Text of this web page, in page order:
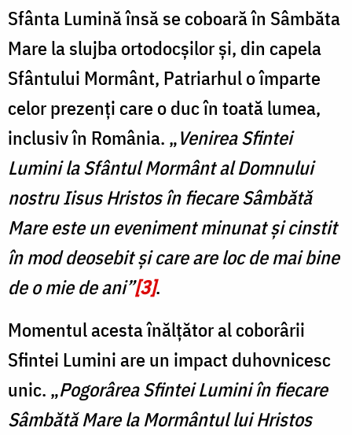
Sfânta Lumină însă se coboară în Sâmbăta
Mare la slujba ortodocșilor și, din capela
Sfântului Mormânt, Patriarhul o împarte
celor prezenți care o duc în toată lumea,
inclusiv în România. „Venirea Sfintei
Lumini la Sfântul Mormânt al Domnului
nostru Iisus Hristos în fiecare Sâmbătă
Mare este un eveniment minunat și cinstit
în mod deosebit și care are loc de mai bine
de o mie de ani”[3].
Momentul acesta înălțător al coborârii
Sfintei Lumini are un impact duhovnicesc
unic. „Pogorârea Sfintei Lumini în fiecare
Sâmbătă Mare la Mormântul lui Hristos